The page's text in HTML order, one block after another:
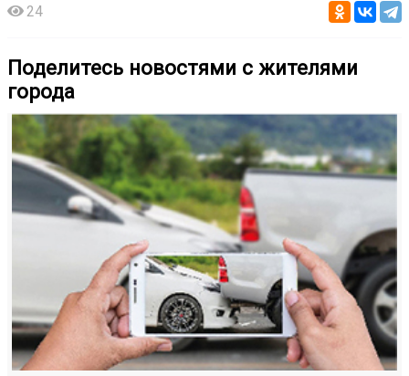
24
Поделитесь новостями с жителями
города